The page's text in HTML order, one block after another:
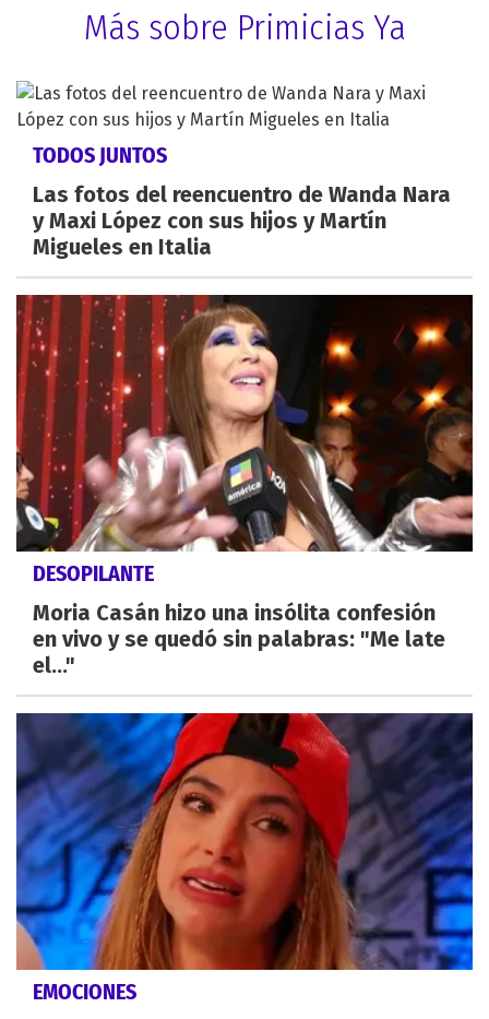
Más sobre Primicias Ya
TODOS JUNTOS
Las fotos del reencuentro de Wanda Nara
y Maxi López con sus hijos y Martín
Migueles en Italia
DESOPILANTE
Moria Casán hizo una insólita confesión
en vivo y se quedó sin palabras: "Me late
el..."
EMOCIONES